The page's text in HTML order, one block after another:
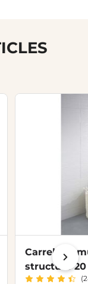
Carrelage
structuré